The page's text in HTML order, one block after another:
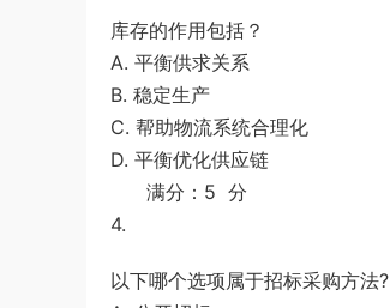
库存的作用包括？
A. 平衡供求关系
B. 稳定生产
C. 帮助物流系统合理化
D. 平衡优化供应链
满分：5 分
4.
以下哪个选项属于招标采购方法?